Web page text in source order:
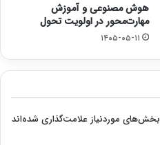
هوش مصنوعی و آموزش
مهارت‌محور در اولویت تحول
۱۴۰۵-۰۵-۱۱
بخش‌های موردنیاز علامت‌گذاری شده‌اند